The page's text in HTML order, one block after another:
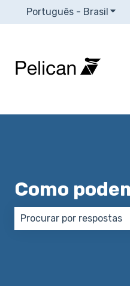
Português - Brasil
Como